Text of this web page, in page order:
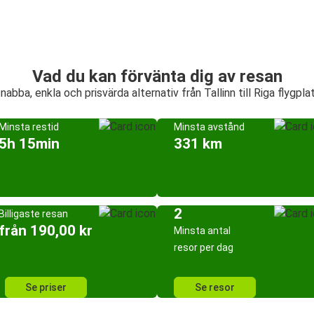
Vad du kan förvänta dig av resan
enkla och prisvärda alternativ från Tallinn till Riga
restid
15min
Minsta avstånd
331 km
resan
190,00 kr
Se priser
2
Minsta antal
resor per dag
Se resor